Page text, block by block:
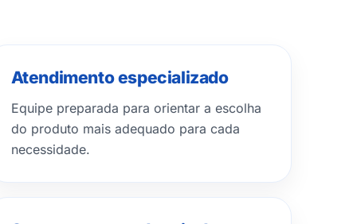
Atendimento especializado
Equipe preparada para orientar a escolha
do produto mais adequado para cada
necessidade.